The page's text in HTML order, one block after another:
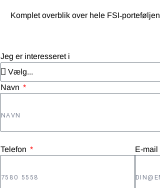
Komplet overblik over hele FSI‑porteføljen
Jeg er interesseret i
Navn
Telefon E-mail